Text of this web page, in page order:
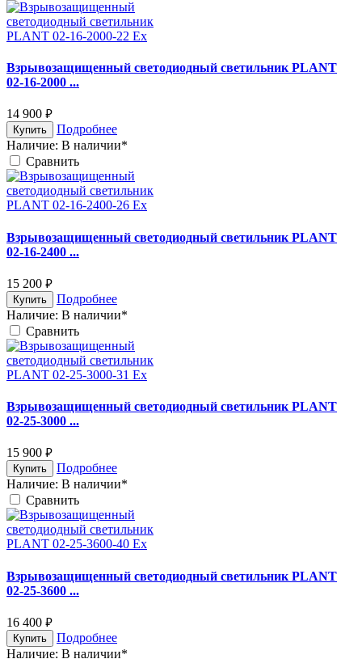
Взрывозащищенный светодиодный светильник PLANT
02-16-2000 ...
14 900 руб.
Купить
Подробнее
Наличие: В наличии*
Cравнить
Взрывозащищенный светодиодный светильник PLANT
02-16-2400 ...
15 200 руб.
Купить
Подробнее
Наличие: В наличии*
Cравнить
Взрывозащищенный светодиодный светильник PLANT
02-25-3000 ...
15 900 руб.
Купить
Подробнее
Наличие: В наличии*
Cравнить
Взрывозащищенный светодиодный светильник PLANT
02-25-3600 ...
16 400 руб.
Купить
Подробнее
Наличие: В наличии*